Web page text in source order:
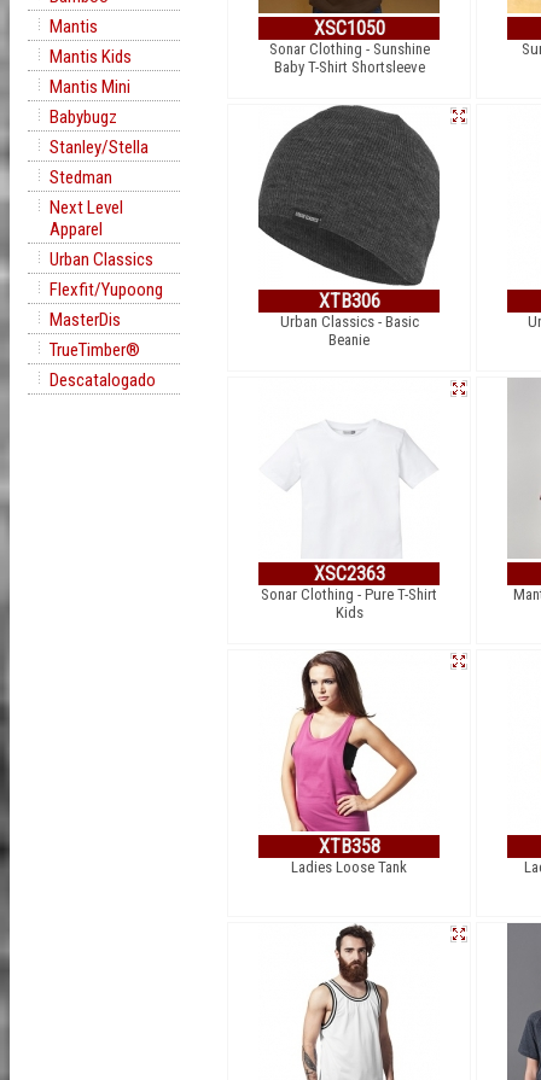
Mantis
Mantis Kids
Mantis Mini
Babybugz
Stanley/Stella
Stedman
Next Level
Apparel
Urban Classics
Flexfit/Yupoong
MasterDis
TrueTimber®
Descatalogado
XSC1050
Sonar Clothing - Sunshine
Baby T-Shirt Shortsleeve
XTB306
Urban Classics - Basic
Beanie
XSC2363
Sonar Clothing - Pure T-Shirt
Kids
XTB358
Ladies Loose Tank